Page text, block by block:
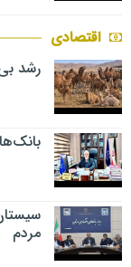
اقتصادی
رشد
مردم